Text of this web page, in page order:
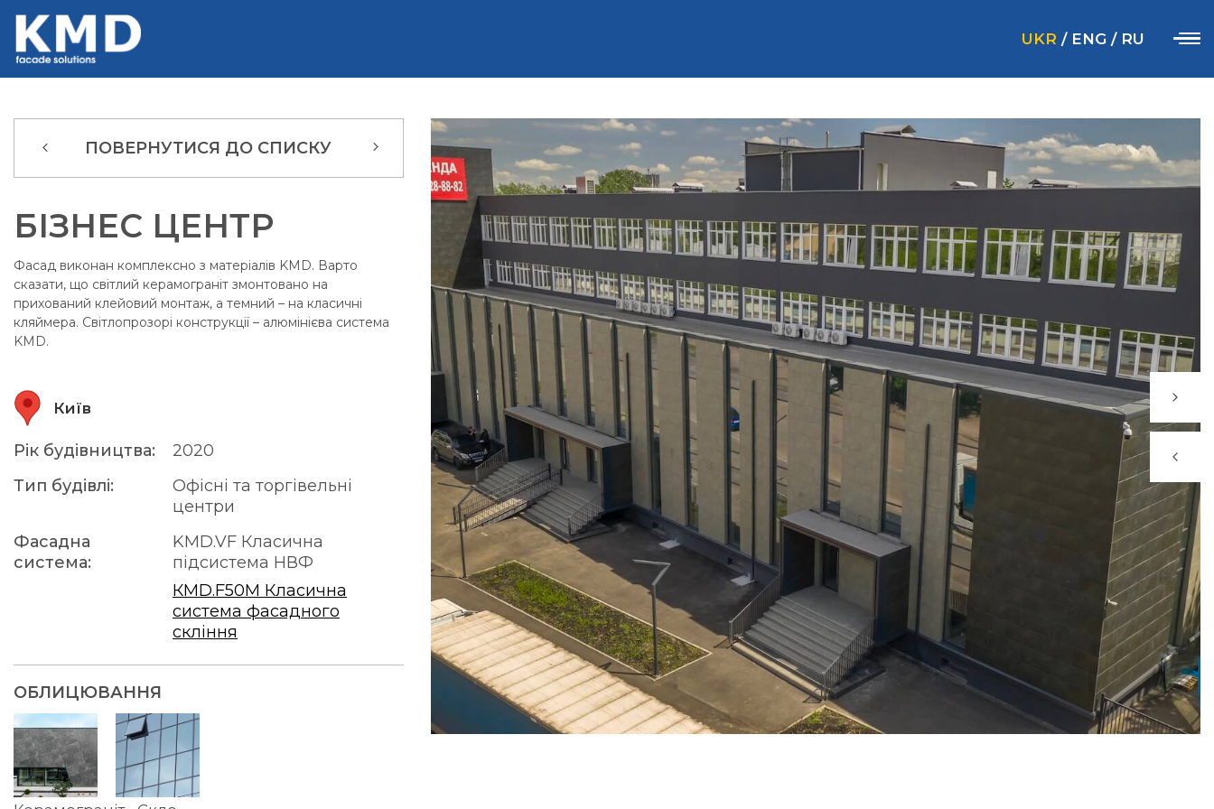
UKR / ENG / RU
ПОВЕРНУТИСЯ ДО СПИСКУ
БІЗНЕС ЦЕНТР
Фасад виконан комплексно з матеріалів KMD. Варто
сказати, що світлий керамограніт змонтовано на
прихований клейовий монтаж, а темний – на класичні
кляймера. Світлопрозорі конструкції – алюмінієва система
KMD.
Київ
Рік будівництва:
2020
Тип будівлі:
Офісні та торгівельні
центри
Фасадна
система:
KMD.VF Класична
підсистема НВФ
КMD.F50M Класична
система фасадного
скління
ОБЛИЦЮВАННЯ